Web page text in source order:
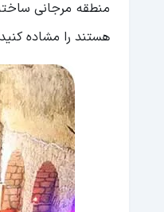
منطقه مرجانی
هستند را مشاده